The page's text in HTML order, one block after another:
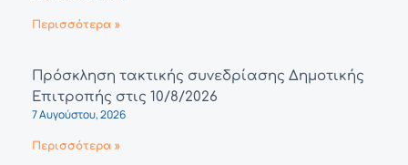
Περισσότερα »
Πρόσκληση τακτικής συνεδρίασης Δημοτικής
Επιτροπής στις 10/8/2026
7 Αυγούστου, 2026
Περισσότερα »